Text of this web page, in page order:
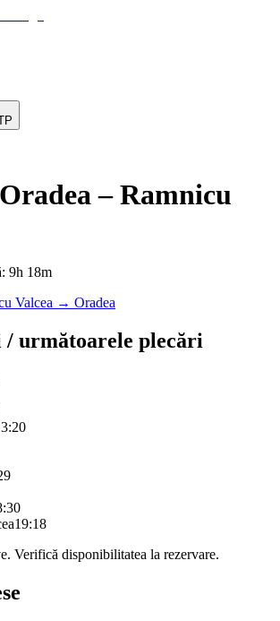
Oradea–Ramnicu
9h 18m
Valcea → Oradea
/ următoarele plecări
19:18
Verifică disponibilitatea la rezervare.